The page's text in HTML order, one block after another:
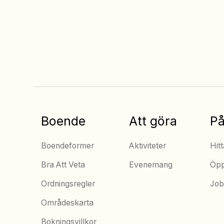
Boende
Boendeformer
Bra Att Veta
Ordningsregler
Områdeskarta
Bokningsvillkor
Att göra
Aktiviteter
Evenemang